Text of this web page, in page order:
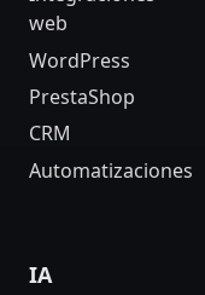
web
WordPress
PrestaShop
CRM
Automatizaciones
IA